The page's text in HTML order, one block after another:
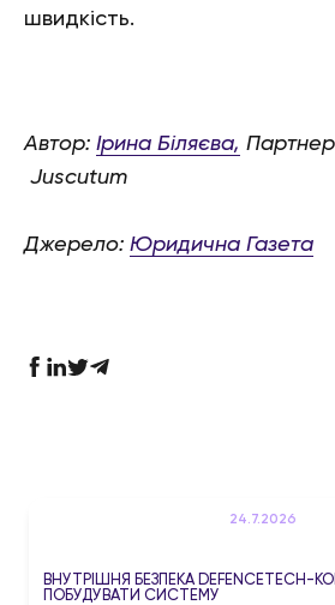
швидкість.
Автор: Ірина Біляєва,
Juscutum
Джерело: Юридична Газета
24.7.2026
ВНУТРІШНЯ БЕЗПЕКА DEFENCETECH-
ПОБУДУВАТИ СИСТЕМУ